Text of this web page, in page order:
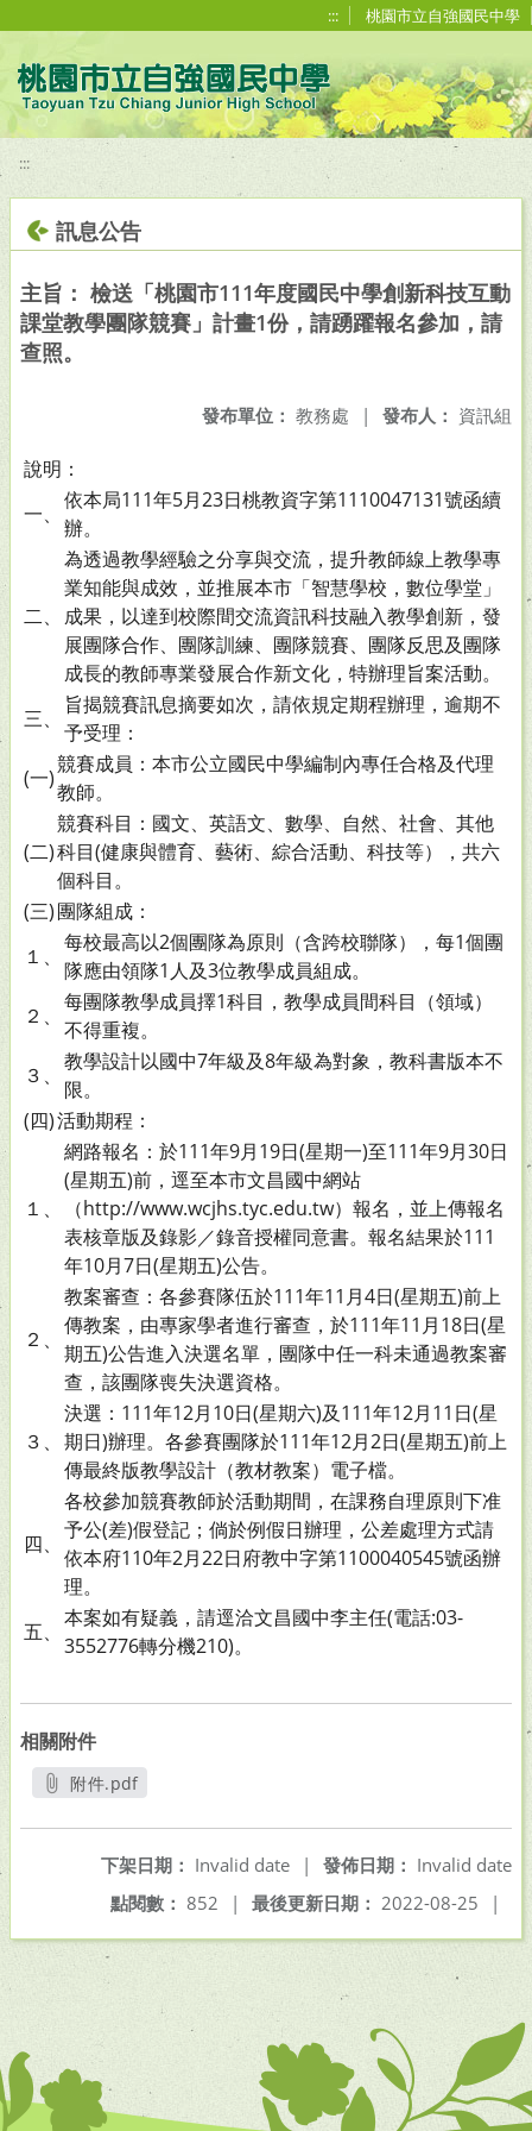
::: 桃園市立自強國民中學
:::
訊息公告
主旨： 檢送「桃園市111年度國民中學創新科技互動
課堂教學團隊競賽」計畫1份，請踴躍報名參加，請
查照。
發布人： 資訊組
發布單位： 教務處 |
說明：
一、
依本局111年5月23日桃教資字第1110047131號函續
辦。
二、
為透過教學經驗之分享與交流，提升教師線上教學專
業知能與成效，並推展本市「智慧學校，數位學堂」
成果，以達到校際間交流資訊科技融入教學創新，發
展團隊合作、團隊訓練、團隊競賽、團隊反思及團隊
成長的教師專業發展合作新文化，特辦理旨案活動。
三、
旨揭競賽訊息摘要如次，請依規定期程辦理，逾期不
予受理：
(一)
競賽成員：本市公立國民中學編制內專任合格及代理
教師。
(二)
競賽科目：國文、英語文、數學、自然、社會、其他
科目(健康與體育、藝術、綜合活動、科技等），共六
個科目。
(三)團隊組成：
１、
每校最高以2個團隊為原則（含跨校聯隊），每1個團
隊應由領隊1人及3位教學成員組成。
２、
每團隊教學成員擇1科目，教學成員間科目（領域）
不得重複。
３、
教學設計以國中7年級及8年級為對象，教科書版本不
限。
(四)活動期程：
１、
網路報名：於111年9月19日(星期一)至111年9月30日
(星期五)前，逕至本市文昌國中網站
（http://www.wcjhs.tyc.edu.tw）報名，並上傳報名
表核章版及錄影／錄音授權同意書。報名結果於111
年10月7日(星期五)公告。
２、
教案審查：各參賽隊伍於111年11月4日(星期五)前上
傳教案，由專家學者進行審查，於111年11月18日(星
期五)公告進入決選名單，團隊中任一科未通過教案審
查，該團隊喪失決選資格。
３、
決選：111年12月10日(星期六)及111年12月11日(星
期日)辦理。各參賽團隊於111年12月2日(星期五)前上
傳最終版教學設計（教材教案）電子檔。
四、
各校參加競賽教師於活動期間，在課務自理原則下准
予公(差)假登記；倘於例假日辦理，公差處理方式請
依本府110年2月22日府教中字第1100040545號函辦
理。
五、
本案如有疑義，請逕洽文昌國中李主任(電話:03-
3552776轉分機210)。
相關附件
附件.pdf
發佈日期： Invalid date
下架日期： Invalid date
|
最後更新日期： 2022-08-25 |
點閱數： 852 |